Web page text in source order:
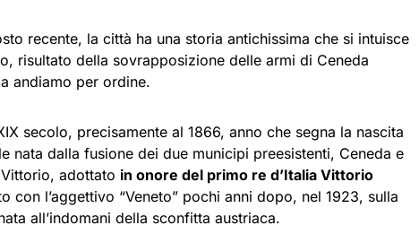
recente, la città ha una storia antichissima che si intuisce
risultato della sovrapposizione delle armi di Ceneda
andiamo per ordine.
secolo, precisamente al 1866, anno che segna la nascita
nata dalla fusione dei due municipi preesistenti, Ceneda e
adottato in onore del primo re d’Italia Vittorio
con l’aggettivo “Veneto” pochi anni dopo, nel 1923, sulla
all’indomani della sconfitta austriaca.